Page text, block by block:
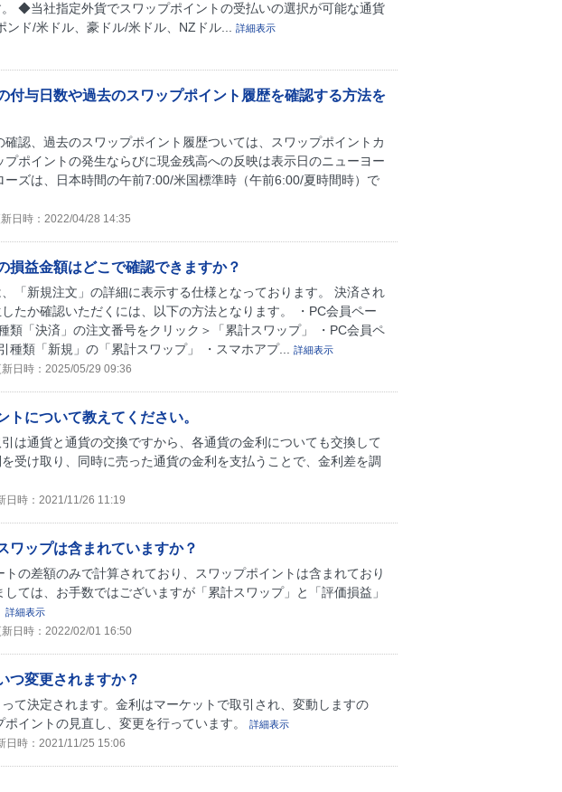
◆当社指定外貨でスワップポイントの受払いの選択が可能な通貨
ド/米ドル、豪ドル/米ドル、NZドル...
詳細表示
付与日数や過去のスワップポイント履歴を確認する方法を
認、過去のスワップポイント履歴ついては、スワップポイントカ
ポイントの発生ならびに現金残高への反映は表示日のニューヨー
ズは、日本時間の午前7:00/米国標準時（午前6:00/夏時間時）で
日時：2022/04/28 14:35
損益金額はどこで確認できますか？
「新規注文」の詳細に表示する仕様となっております。 決済され
たか確認いただくには、以下の方法となります。 ・PC会員ペー
類「決済」の注文番号をクリック＞「累計スワップ」 ・PC会員ペ
種類「新規」の「累計スワップ」 ・スマホアプ...
詳細表示
新日時：2025/05/29 09:36
について教えてください。
は通貨と通貨の交換ですから、各通貨の金利についても交換して
受け取り、同時に売った通貨の金利を支払うことで、金利差を調
日時：2021/11/26 11:19
ワップは含まれていますか？
の差額のみで計算されており、スワップポイントは含まれており
ては、お手数ではございますが「累計スワップ」と「評価損益」
詳細表示
新日時：2022/02/01 16:50
つ変更されますか？
て決定されます。金利はマーケットで取引され、変動しますの
イントの見直し、変更を行っています。
詳細表示
日時：2021/11/25 15:06